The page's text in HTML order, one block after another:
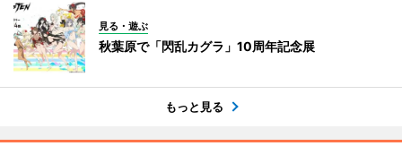
見る・遊ぶ
秋葉原で「閃乱カグラ」10周年記念展
もっと見る